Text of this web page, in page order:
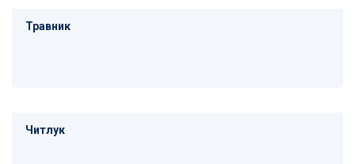
Травник
Читлук